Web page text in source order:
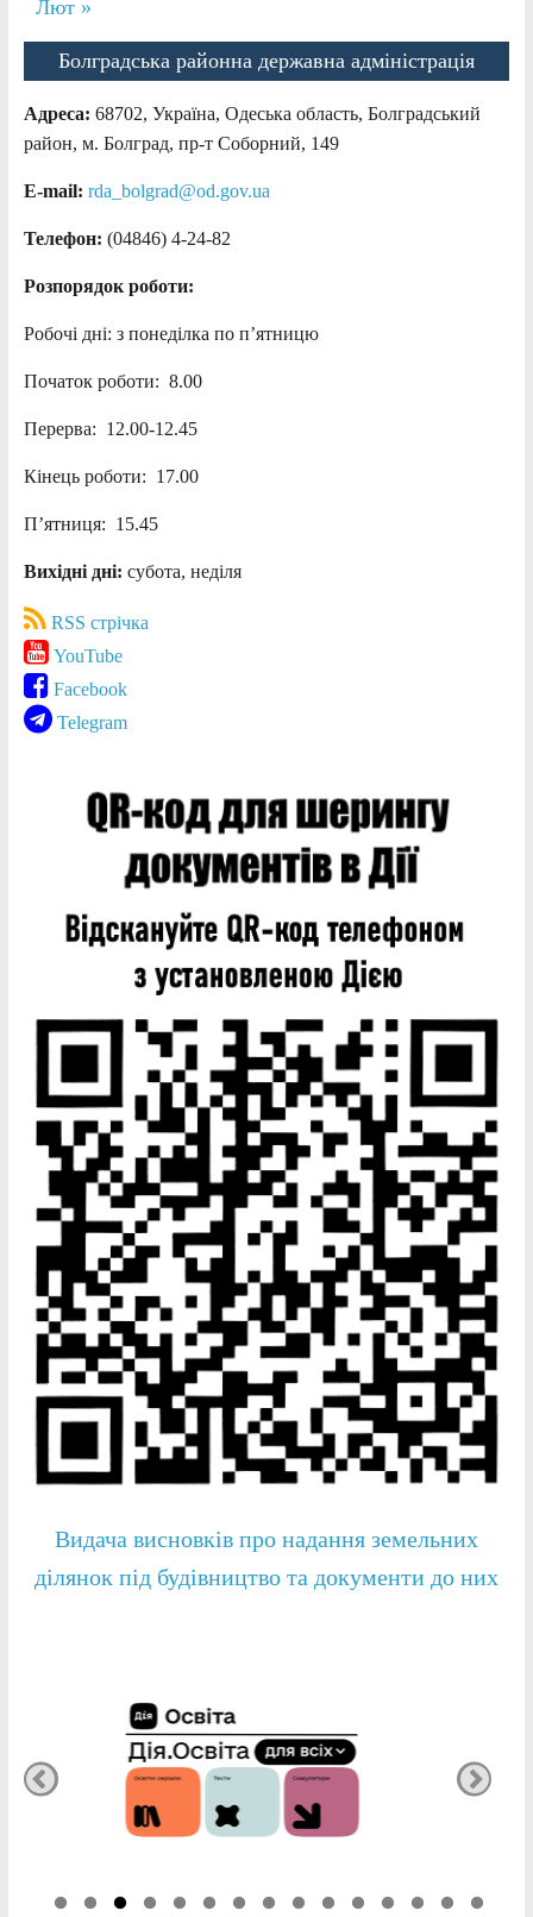
Лют »
Болградська районна державна адміністрація
Адреса: 68702, Україна, Одеська область, Болградський
район, м. Болград, пр-т Соборний, 149
E-mail: rda_bolgrad@od.gov.ua
Телефон: (04846) 4-24-82
Розпорядок роботи:
Робочі дні: з понеділка по п’ятницю
Початок роботи: 8.00
Перерва: 12.00-12.45
Кінець роботи: 17.00
П’ятниця: 15.45
Вихідні дні: субота, неділя
RSS стрічка
YouTube
Facebook
Telegram
Видача висновків про надання земельних
ділянок під будівництво та документи до них